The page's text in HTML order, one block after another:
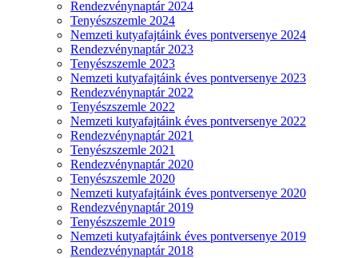
Rendezvénynaptár 2024
Tenyészszemle 2024
Nemzeti kutyafajtáink éves pontversenye 2024
Rendezvénynaptár 2023
Tenyészszemle 2023
Nemzeti kutyafajtáink éves pontversenye 2023
Rendezvénynaptár 2022
Tenyészszemle 2022
Nemzeti kutyafajtáink éves pontversenye 2022
Rendezvénynaptár 2021
Tenyészszemle 2021
Rendezvénynaptár 2020
Tenyészszemle 2020
Nemzeti kutyafajtáink éves pontversenye 2020
Rendezvénynaptár 2019
Tenyészszemle 2019
Nemzeti kutyafajtáink éves pontversenye 2019
Rendezvénynaptár 2018